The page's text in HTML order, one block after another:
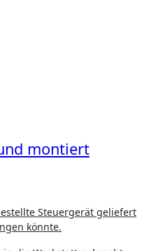
montiert
Steuergerät geliefert
könnte.